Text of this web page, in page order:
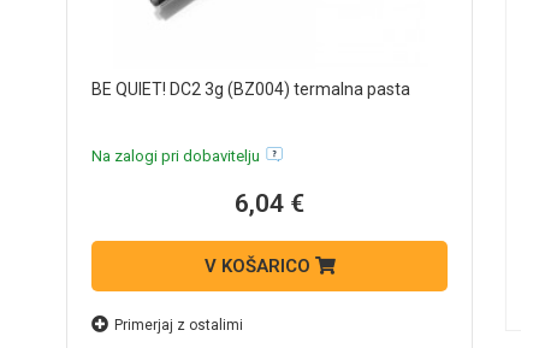
BE QUIET! DC2 3g (BZ004) termalna pasta
Na zalogi pri dobavitelju
6,04 €
V KOŠARICO
Primerjaj z ostalimi